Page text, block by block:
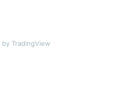
by TradingView